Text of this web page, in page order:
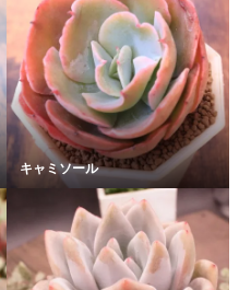
キャミソール